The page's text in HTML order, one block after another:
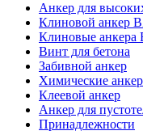
Анкер для
Клиновой анкер
Клиновые анкера
Винт для бетона
Забивной анкер
Химические
Клеевой анкер
Анкеp для
Принадлежности